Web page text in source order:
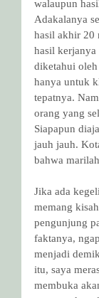
walaupun
Adakalanya
hasil akhir 20
hasil
diketahui
hanya untuk
tepatnya.
orang yang
Siapapun
jauh jauh.
bahwa
Jika ada
memang
pengunjung
faktanya,
menjadi
itu, saya
membuka